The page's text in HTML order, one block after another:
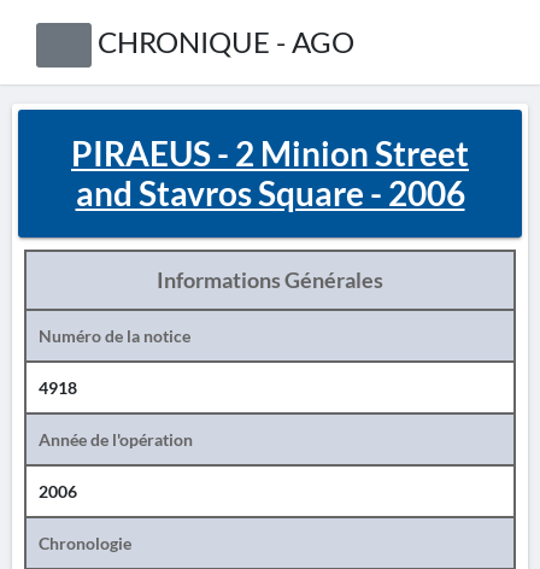
CHRONIQUE - AGO
PIRAEUS - 2 Minion Street
and Stavros Square - 2006
Informations Générales
Numéro de la notice
4918
Année de l'opération
2006
Chronologie